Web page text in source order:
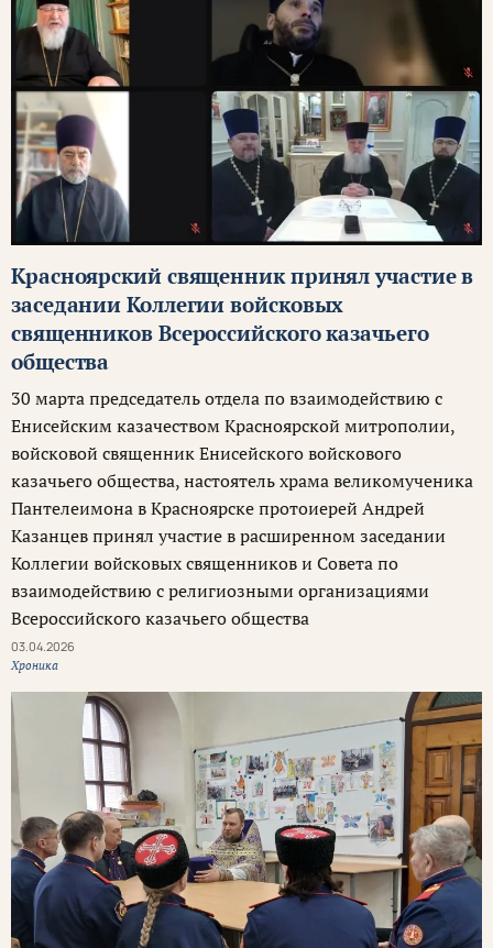
Красноярский священник принял участие в
заседании Коллегии войсковых
священников Всероссийского казачьего
общества
30 марта председатель отдела по взаимодействию с
Енисейским казачеством Красноярской митрополии,
войсковой священник Енисейского войскового
казачьего общества, настоятель храма великомученика
Пантелеимона в Красноярске протоиерей Андрей
Казанцев принял участие в расширенном заседании
Коллегии войсковых священников и Совета по
взаимодействию с религиозными организациями
Всероссийского казачьего общества
03.04.2026
Хроника